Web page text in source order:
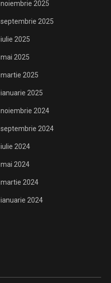
noiembrie 2025
septembrie 2025
iulie 2025
mai 2025
martie 2025
ianuarie 2025
noiembrie 2024
septembrie 2024
iulie 2024
mai 2024
martie 2024
ianuarie 2024